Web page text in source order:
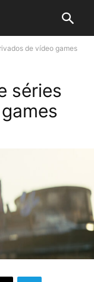
de vídeo games
séries